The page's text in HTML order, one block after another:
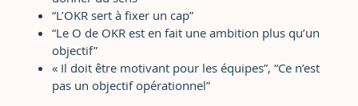
“L’OKR sert à fixer un cap”
“Le O de OKR est en fait une ambition plus qu’un
objectif”
« Il doit être motivant pour les équipes”, “Ce n’est
pas un objectif opérationnel”